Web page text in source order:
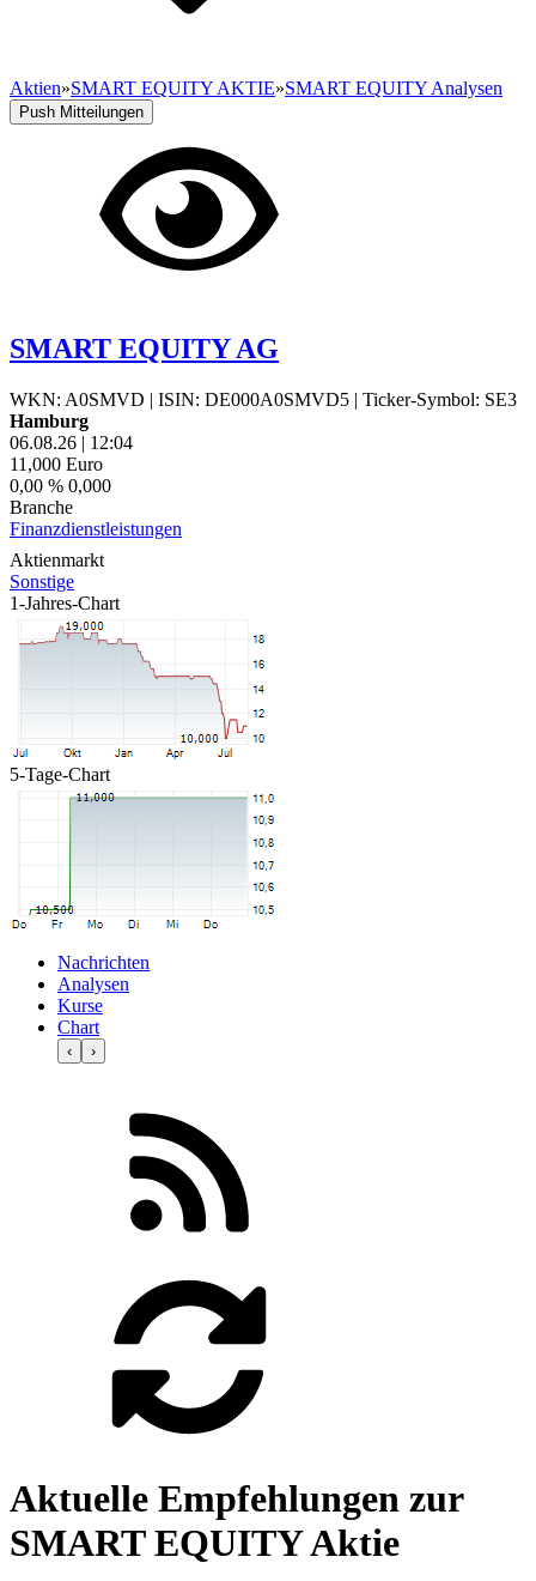
Aktien»SMART EQUITY AKTIE»SMART EQUITY Analysen
Push Mitteilungen
SMART EQUITY AG
WKN: A0SMVD | ISIN: DE000A0SMVD5 | Ticker-Symbol: SE3
Hamburg
06.08.26 | 12:04
11,000 Euro
0,00 % 0,000
Branche
Finanzdienstleistungen
Aktienmarkt
Sonstige
1-Jahres-Chart
5-Tage-Chart
Nachrichten
Analysen
Kurse
Chart
‹ ›
Aktuelle Empfehlungen zur
SMART EQUITY Aktie